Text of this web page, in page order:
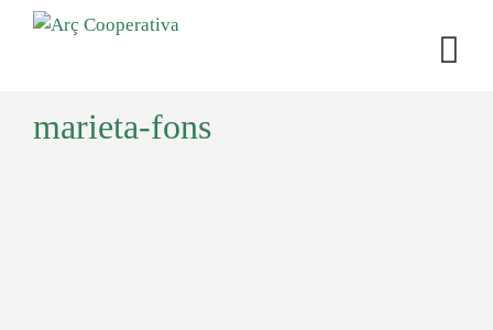
marieta-fons